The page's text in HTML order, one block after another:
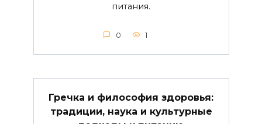
питания.
0 1
Гречка и философия здоровья:
традиции, наука и культурные